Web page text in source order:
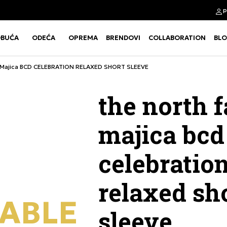
Use shift+Enter to open or close
ODEĆA Use shift+Enter to open or close
OPREMA BRENDOVI COLLABORATION
BCD CELEBRATION RELAXED SHORT SLEEVE
the north
majica bcd
relaxed